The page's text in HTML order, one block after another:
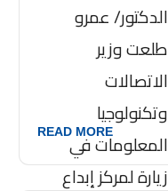
الدكتور/ عمرو
طلعت وزير
الاتصالات
وتكنولوجيا
المعلومات في
زيارة لمركز إبداع
READ MORE